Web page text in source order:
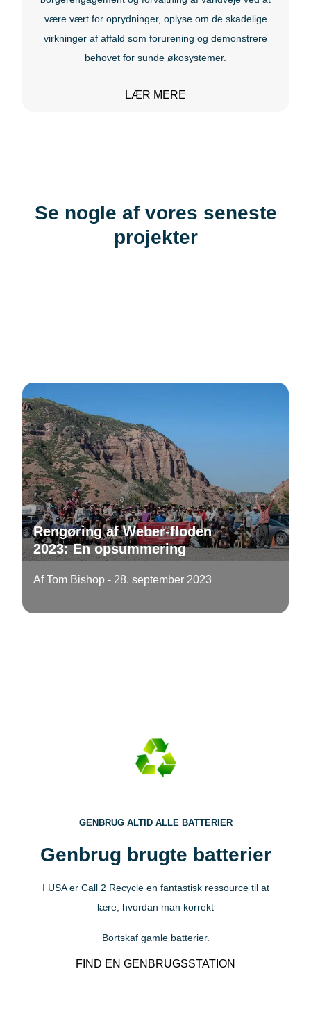
være vært for oprydninger, oplyse om de skadelige
virkninger af affald som forurening og demonstrere
behovet for sunde økosystemer.
LÆR MERE
Se nogle af vores seneste
projekter
Rengøring af Weber-floden
2023: En opsummering
Af Tom Bishop - 28. september 2023
GENBRUG ALTID ALLE BATTERIER
Genbrug brugte batterier
I USA er Call 2 Recycle en fantastisk ressource til at
lære, hvordan man korrekt
Bortskaf gamle batterier.
FIND EN GENBRUGSSTATION